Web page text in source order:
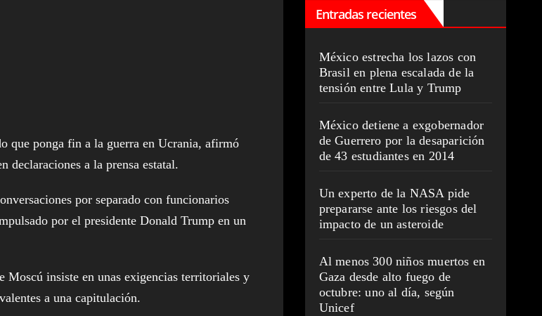
que ponga fin a la guerra en Ucrania, afirmó
declaraciones a la prensa estatal.
por separado con funcionarios
por el presidente Donald Trump en un
Moscú insiste en unas exigencias territoriales y
a una capitulación.
Entradas recientes
México estrecha los lazos con
Brasil en plena escalada de la
tensión entre Lula y Trump
México detiene a exgobernador
de Guerrero por la desaparición
de 43 estudiantes en 2014
Un experto de la NASA pide
prepararse ante los riesgos del
impacto de un asteroide
Al menos 300 niños muertos en
Gaza desde alto fuego de
octubre: uno al día, según
Unicef